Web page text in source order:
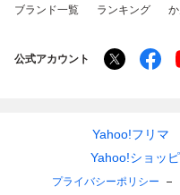
ブランド一覧 ランキング
公式アカウント
Yahoo!フリマ
Yahoo!ショッ
プライバシーポリシー